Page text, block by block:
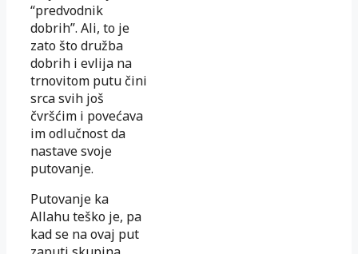
“predvodnik
dobrih”. Ali, to je
zato što družba
dobrih i evlija na
trnovitom putu čini
srca svih još
čvršćim i povećava
im odlučnost da
nastave svoje
putovanje.
Putovanje ka
Allahu teško je, pa
kad se na ovaj put